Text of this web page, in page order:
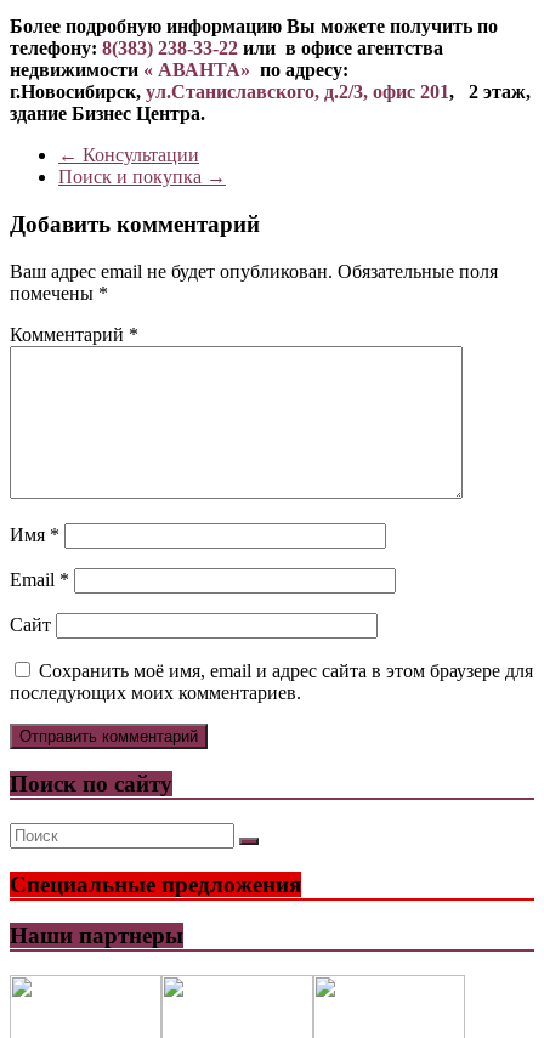
Более подробную информацию Вы можете получить по
телефону: 8(383) 238-33-22 или в офисе агентства
недвижимости « АВАНТА» по адресу:
г.Новосибирск, ул.Станиславского, д.2/3, офис 201, 2 этаж,
здание Бизнес Центра.
← Консультации
Поиск и покупка →
Добавить комментарий
Ваш адрес email не будет опубликован. Обязательные поля
помечены *
Комментарий *
Имя *
Email *
Сайт
Сохранить моё имя, email и адрес сайта в этом браузере для
последующих моих комментариев.
Поиск по сайту
Специальные предложения
Наши партнеры